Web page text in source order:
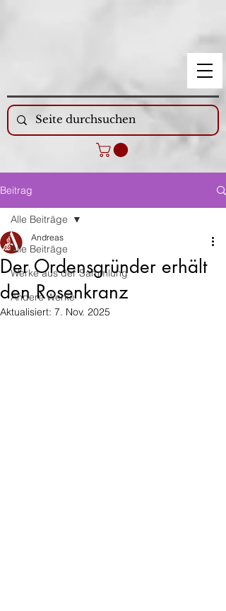
Beitrag
Alle Beiträge
Werke aus der Sammlung
Andere Werke
Alle Beiträge
Der Ordensgründer erhält
den Rosenkranz
Andreas
Aktualisiert: 7. Nov. 2025